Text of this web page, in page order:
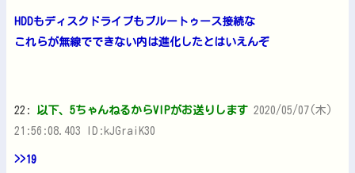
HDDもディスクドライブもブルートゥース接続な
これらが無線でできない内は進化したとはいえんぞ
22: 以下、5ちゃんねるからVIPがお送りします 2020/05/07(木)
21:56:08.403 ID:kJGraiK30
>>19